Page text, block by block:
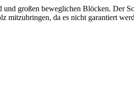
großen beweglichen Blöcken. Der
mitzubringen, da es nicht garantiert